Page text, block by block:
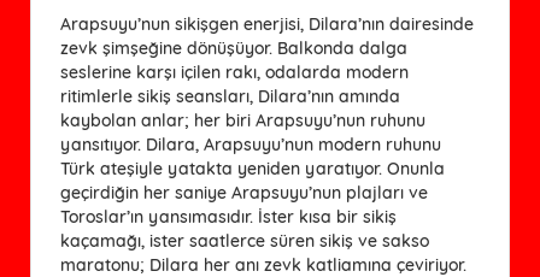
Arapsuyu’nun sikişgen enerjisi, Dilara’nın dairesinde
zevk şimşeğine dönüşüyor. Balkonda dalga
seslerine karşı içilen rakı, odalarda modern
ritimlerle sikiş seansları, Dilara’nın amında
kaybolan anlar; her biri Arapsuyu’nun ruhunu
yansıtıyor. Dilara, Arapsuyu’nun modern ruhunu
Türk ateşiyle yatakta yeniden yaratıyor. Onunla
geçirdiğin her saniye Arapsuyu’nun plajları ve
Toroslar’ın yansımasıdır. İster kısa bir sikiş
kaçamağı, ister saatlerce süren sikiş ve sakso
maratonu; Dilara her anı zevk katliamına çeviriyor.